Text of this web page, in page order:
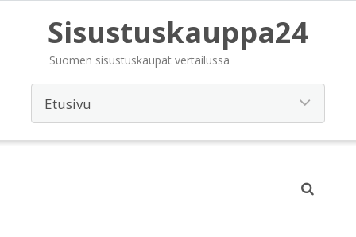
Sisustuskauppa24
Suomen sisustuskaupat vertailussa